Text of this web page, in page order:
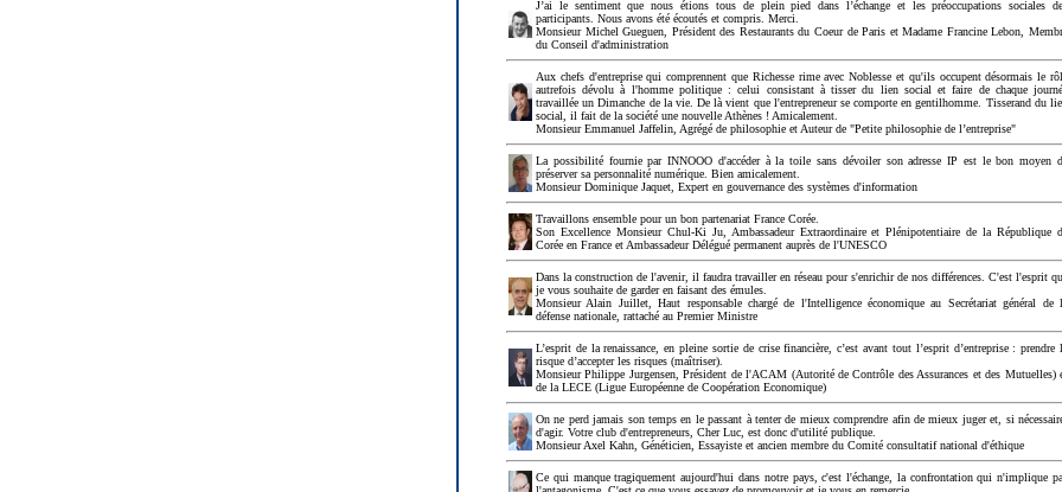
J’ai le sentiment que nous étions tous de plein pied dans l’échange et les préoccupations sociales
participants. Nous avons été écoutés et compris. Merci.
Monsieur Michel Gueguen, Président des Restaurants du Coeur de Paris et Madame Francine Lebon,
du Conseil d'administration
Aux chefs d'entreprise qui comprennent que Richesse rime avec Noblesse et qu'ils occupent désormais le
autrefois dévolu à l'homme politique : celui consistant à tisser du lien social et faire de chaque
travaillée un Dimanche de la vie. De là vient que l'entrepreneur se comporte en gentilhomme. Tisserand du
social, il fait de la société une nouvelle Athènes ! Amicalement.
Monsieur Emmanuel Jaffelin, Agrégé de philosophie et Auteur de "Petite philosophie de l’entreprise"
La possibilité fournie par INNOOO d'accéder à la toile sans dévoiler son adresse IP est le bon moyen
préserver sa personnalité numérique. Bien amicalement.
Monsieur Dominique Jaquet, Expert en gouvernance des systèmes d'information
Travaillons ensemble pour un bon partenariat France Corée.
Son Excellence Monsieur Chul-Ki Ju, Ambassadeur Extraordinaire et Plénipotentiaire de la République
Corée en France et Ambassadeur Délégué permanent auprès de l'UNESCO
Dans la construction de l'avenir, il faudra travailler en réseau pour s'enrichir de nos différences. C'est l'esprit
je vous souhaite de garder en faisant des émules.
Monsieur Alain Juillet, Haut responsable chargé de l'Intelligence économique au Secrétariat général de
défense nationale, rattaché au Premier Ministre
L’esprit de la renaissance, en pleine sortie de crise financière, c’est avant tout l’esprit d’entreprise : prendre
risque d’accepter les risques (maîtriser).
Monsieur Philippe Jurgensen, Président de l'ACAM (Autorité de Contrôle des Assurances et des Mutuelles)
de la LECE (Ligue Européenne de Coopération Economique)
On ne perd jamais son temps en le passant à tenter de mieux comprendre afin de mieux juger et, si
d'agir. Votre club d'entrepreneurs, Cher Luc, est donc d'utilité publique.
Monsieur Axel Kahn, Généticien, Essayiste et ancien membre du Comité consultatif national d'éthique
Ce qui manque tragiquement aujourd'hui dans notre pays, c'est l'échange, la confrontation qui n'implique